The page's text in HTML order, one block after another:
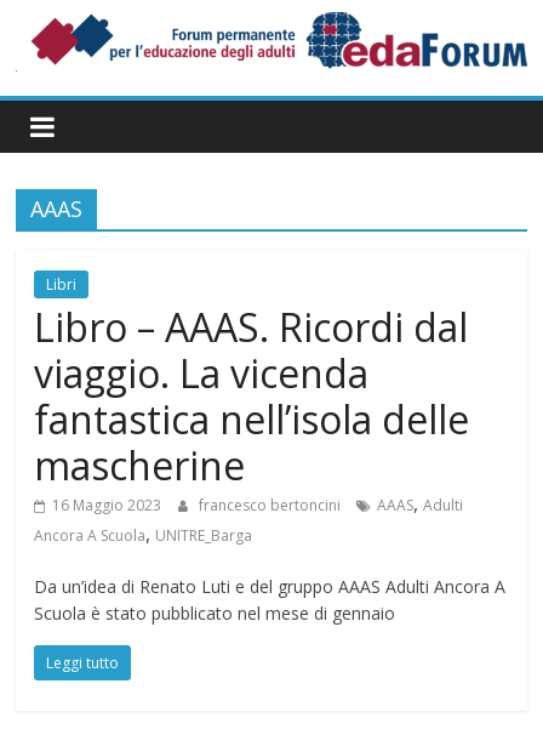
contenuto
Permanente
per
degli
Adulti
AAAS
Libri
Libro – AAAS. Ricordi dal
viaggio. La vicenda
fantastica nell’isola delle
mascherine
16 Maggio 2023 francesco bertoncini AAAS,Adulti
Ancora A Scuola, UNITRE_Barga
Da un’idea di Renato Luti e del gruppo AAAS Adulti Ancora A
Scuola è stato pubblicato nel mese di gennaio
Leggi tutto